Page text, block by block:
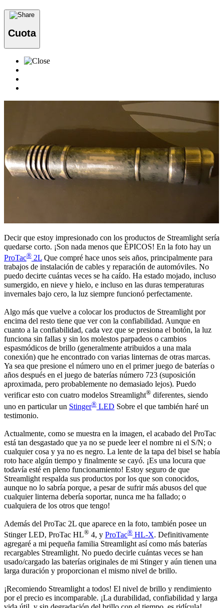
Cuota
Decir que estoy impresionado con los productos de Streamlight sería
quedarse corto. ¡Son nada menos que ÉPICOS! En la foto hay un
ProTac® 2L Que compré hace unos seis años, principalmente para
trabajos de instalación de cables y reparación de automóviles. No
puedo decirte cuántas veces se ha caído. Ha estado mojado, incluso
sumergido, en nieve y hielo, e incluso en las duras temperaturas
invernales bajo cero, la luz siempre funcionó perfectamente.
Algo más que vuelve a colocar los productos de Streamlight por
encima del resto tiene que ver con la confiabilidad. Aunque en
cuanto a la confiabilidad, cada vez que se presiona el botón, la luz
funciona sin fallas y sin los molestos parpadeos o cambios
espasmódicos de brillo (generalmente atribuidos a una mala
conexión) que he encontrado con varias linternas de otras marcas.
Ya sea que presione el número uno en el primer juego de baterías o
años después en el juego de baterías número 723 (suposición
aproximada, pero probablemente no demasiado lejos). Puedo
verificar esto con cuatro modelos Streamlight® diferentes, siendo
uno en particular un Stinger® LED Sobre el que también haré un
testimonio.
Actualmente, como se muestra en la imagen, el acabado del ProTac
está tan desgastado que ya no se puede leer el nombre ni el S/N; o
cualquier cosa y ya no es negro. La lente de la tapa del bisel se había
roto hace algún tiempo y finalmente se cayó. ¡Es una locura que
todavía esté en pleno funcionamiento! Estoy seguro de que
Streamlight respalda sus productos por los que son conocidos,
aunque no lo sabría porque, a pesar de sufrir más abusos del que
cualquier linterna debería soportar, nunca me ha fallado; o
cualquiera de los otros que tengo!
Además del ProTac 2L que aparece en la foto, también posee un
Stinger LED, ProTac HL® 4, y ProTac® HL-X. Definitivamente
agregaré a mi pequeña familia Streamlight así como más baterías
recargables Streamlight. No puedo decirle cuántas veces se han
usado/cargado las baterías originales de mi Stinger y aún tienen una
larga duración y proporcionan el mismo nivel de brillo.
¡Recomiendo Streamlight a todos! El nivel de brillo y rendimiento
por el precio es incomparable. ¡La durabilidad, confiabilidad y larga